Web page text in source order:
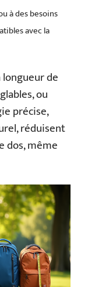
à des besoins
avec la
de
ou
précise,
réduisent
dos, même